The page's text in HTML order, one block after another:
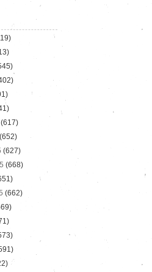
(617)
(652)
(627)
(668)
(662)